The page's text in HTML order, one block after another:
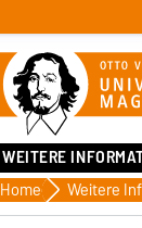
WEITERE
Home